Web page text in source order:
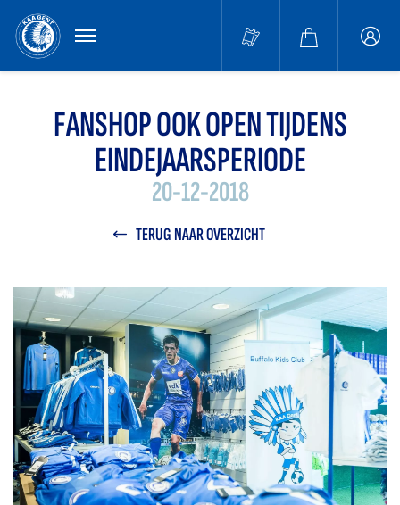
MENU
FANSHOP OOK OPEN TIJDENS
EINDEJAARSPERIODE
20-12-2018
TERUG NAAR OVERZICHT